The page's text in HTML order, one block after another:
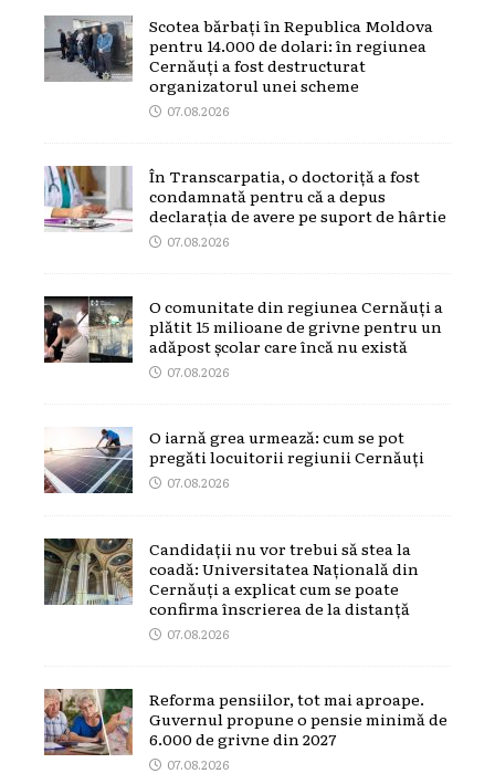
Scotea bărbați în Republica Moldova
pentru 14.000 de dolari: în regiunea
Cernăuți a fost destructurat
organizatorul unei scheme
07.08.2026
În Transcarpatia, o doctoriță a fost
condamnată pentru că a depus
declarația de avere pe suport de hârtie
07.08.2026
O comunitate din regiunea Cernăuți a
plătit 15 milioane de grivne pentru un
adăpost școlar care încă nu există
07.08.2026
O iarnă grea urmează: cum se pot
pregăti locuitorii regiunii Cernăuți
07.08.2026
Candidații nu vor trebui să stea la
coadă: Universitatea Națională din
Cernăuți a explicat cum se poate
confirma înscrierea de la distanță
07.08.2026
Reforma pensiilor, tot mai aproape.
Guvernul propune o pensie minimă de
6.000 de grivne din 2027
07.08.2026